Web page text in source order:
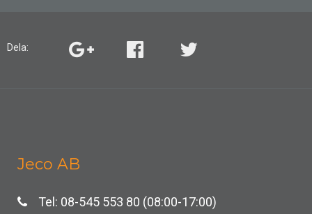
Dela:
Jeco AB
Tel: 08-545 553 80 (08:00-17:00)